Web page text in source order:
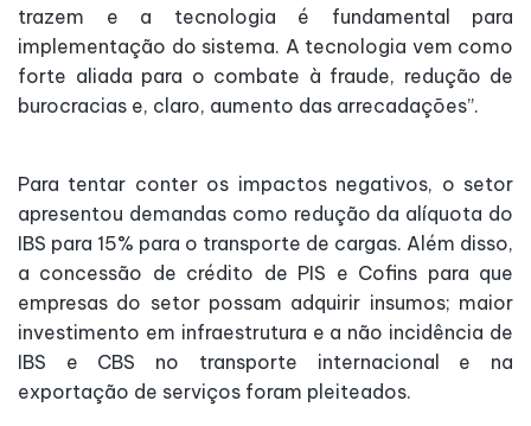
trazem e a tecnologia é fundamental para
implementação do sistema. A tecnologia vem como
forte aliada para o combate à fraude, redução de
burocracias e, claro, aumento das arrecadações”.
Para tentar conter os impactos negativos, o setor
apresentou demandas como redução da alíquota do
IBS para 15% para o transporte de cargas. Além disso,
a concessão de crédito de PIS e Cofins para que
empresas do setor possam adquirir insumos; maior
investimento em infraestrutura e a não incidência de
IBS e CBS no transporte internacional e na
exportação de serviços foram pleiteados.